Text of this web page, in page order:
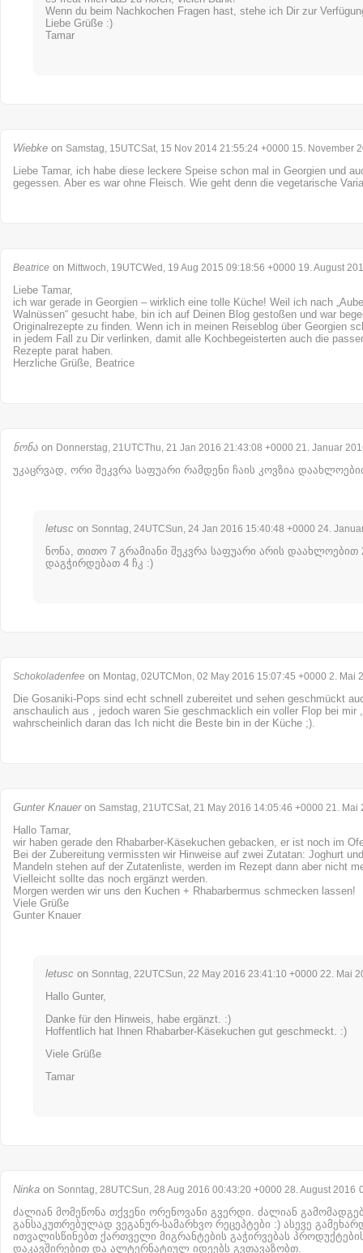
Wenn du beim Nachkochen Fragen hast, stehe ich Dir zur
Liebe Grüße :)
Tamar
Wiebke on Samstag, 15UTCSat, 15 Nov 2014 21:55:24 +0000 15. November
Liebe Tamar, ich habe diese leckere Speise schon mal in Georgien und
gegessen. Aber es war ohne Fleisch. Wie geht denn die vegetarische
Beatrice on Mittwoch, 19UTCWed, 19 Aug 2015 09:18:56 +0000 19. August
Liebe Tamar,
ich war gerade in Georgien – wirklich eine tolle Küche! Weil ich nach
Walnüssen“ gesucht habe, bin ich auf Deinen Blog gestoßen und war
Originalrezepte zu finden. Wenn ich in meinen Reiseblog über Georgien
in jedem Fall zu Dir verlinken, damit alle Kochbegeisterten auch die
Rezepte parat haben.
Herzliche Grüße, Beatrice
ნონა on Donnerstag, 21UTCThu, 21 Jan 2016 21:43:08 +0000 21. Januar
უკაცრვად, ორი შეკვრა საფუარი რამდენი ჩაის კოვზია
letusc on Sonntag, 24UTCSun, 24 Jan 2016 15:40:48 +0000 24.
ნონა, თითო 7 გრამიანი შეკვრა საფუარი არის დაახლოებით
დაგჭირდებათ 4 ჩკ :)
Schokoladenfee on Montag, 02UTCMon, 02 May 2016 15:07:45 +0000 2. Mai
Die Gosaniki-Pops sind echt schnell zubereitet und sehen geschmückt
anschaulich aus , jedoch waren Sie geschmacklich ein voller Flop bei mir
wahrscheinlich daran das Ich nicht die Beste bin in der Küche ;).
Gunter Knaueron Samstag, 21UTCSat, 21 May 2016 14:05:46 +0000 21. Mai
Hallo Tamar,
wir haben gerade den Rhabarber-Käsekuchen gebacken, er ist noch im
Bei der Zubereitung vermissten wir Hinweise auf zwei Zutatan: Joghurt
Mandeln stehen auf der Zutatenliste, werden im Rezept dann aber nicht
Vielleicht sollte das noch ergänzt werden.
Morgen werden wir uns den Kuchen + Rhabarbermus schmecken lassen!
Viele Grüße
Gunter Knauer
letusc on Sonntag, 22UTCSun, 22 May 2016 23:41:10 +0000 22. Mai
Hallo Gunter,
Danke für den Hinweis, habe ergänzt. :)
Hoffentlich hat Ihnen Rhabarber-Käsekuchen gut geschmeckt. :)
Viele Grüße
Tamar
Ninka on Sonntag, 28UTCSun, 28 Aug 2016 00:43:20 +0000 28. August 2016
ძალიან მომეწონა თქვენი ორენოვანი გვერდი. ძალიან
განსაკუთრებულად ვეგანურ-სამარხვო რეცეპტები :) ასევე
ითვალისწინებთ ქართველი მიგრანტების გაჭირვებას
დაკავშირებით და ალტერნატიულ იდეებს გვთავაზობთ.